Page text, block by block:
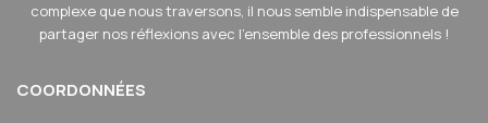
Et cela bien entendu va changer la donne en termes de
complexe que nous traversons, il nous semble indispensable de
partager nos réflexions avec l'ensemble des professionnels !
COORDONNÉES